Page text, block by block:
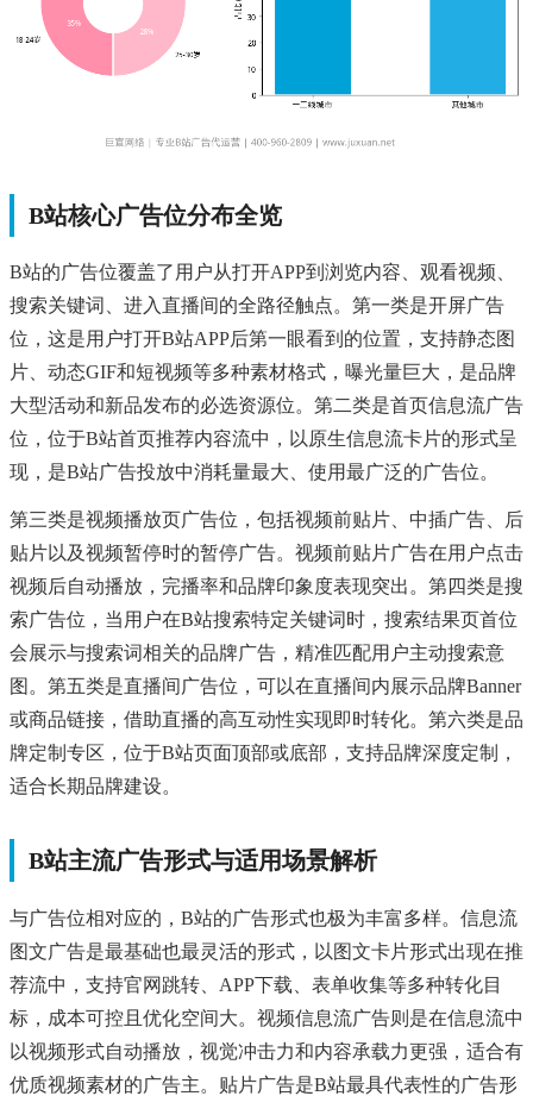
B站核心广告位分布全览
B站的广告位覆盖了用户从打开APP到浏览内容、观看视频、
搜索关键词、进入直播间的全路径触点。第一类是开屏广告
位，这是用户打开B站APP后第一眼看到的位置，支持静态图
片、动态GIF和短视频等多种素材格式，曝光量巨大，是品牌
大型活动和新品发布的必选资源位。第二类是首页信息流广告
位，位于B站首页推荐内容流中，以原生信息流卡片的形式呈
现，是B站广告投放中消耗量最大、使用最广泛的广告位。
第三类是视频播放页广告位，包括视频前贴片、中插广告、后
贴片以及视频暂停时的暂停广告。视频前贴片广告在用户点击
视频后自动播放，完播率和品牌印象度表现突出。第四类是搜
索广告位，当用户在B站搜索特定关键词时，搜索结果页首位
会展示与搜索词相关的品牌广告，精准匹配用户主动搜索意
图。第五类是直播间广告位，可以在直播间内展示品牌Banner
或商品链接，借助直播的高互动性实现即时转化。第六类是品
牌定制专区，位于B站页面顶部或底部，支持品牌深度定制，
适合长期品牌建设。
B站主流广告形式与适用场景解析
与广告位相对应的，B站的广告形式也极为丰富多样。信息流
图文广告是最基础也最灵活的形式，以图文卡片形式出现在推
荐流中，支持官网跳转、APP下载、表单收集等多种转化目
标，成本可控且优化空间大。视频信息流广告则是在信息流中
以视频形式自动播放，视觉冲击力和内容承载力更强，适合有
优质视频素材的广告主。贴片广告是B站最具代表性的广告形